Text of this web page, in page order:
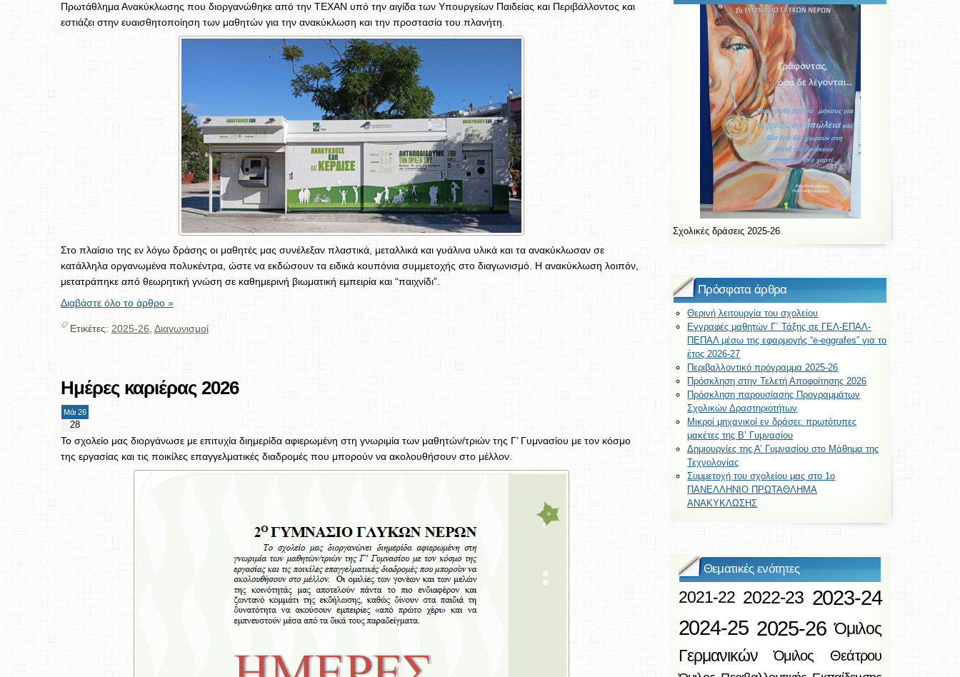
Πρωτάθλημα Ανακύκλωσης που διοργανώθηκε από την ΤΕΧΑΝ υπό την αιγίδα των Υπουργείων Παιδείας και Περιβάλλοντος και
εστιάζει στην ευαισθητοποίηση των μαθητών για την ανακύκλωση και την προστασία του πλανήτη.
Στο πλαίσιο της εν λόγω δράσης οι μαθητές μας συνέλεξαν πλαστικά, μεταλλικά και γυάλινα υλικά και τα ανακύκλωσαν σε
κατάλληλα οργανωμένα πολυκέντρα, ώστε να εκδώσουν τα ειδικά κουπόνια συμμετοχής στο διαγωνισμό. Η ανακύκλωση λοιπόν,
μετατράπηκε από θεωρητική γνώση σε καθημερινή βιωματική εμπειρία και “παιχνίδι”.
Διαβάστε όλο το άρθρο »
Ετικέτες: 2025-26, Διαγωνισμοί
Ημέρες καριέρας 2026
Μάι 26
28
Το σχολείο μας διοργάνωσε με επιτυχία διημερίδα αφιερωμένη στη γνωριμία των μαθητών/τριών της Γ’ Γυμνασίου με τον κόσμο
της εργασίας και τις ποικίλες επαγγελματικές διαδρομές που μπορούν να ακολουθήσουν στο μέλλον.
Σχολικές δράσεις 2025-26
Πρόσφατα άρθρα
Θερινή λειτουργία του σχολείου
Εγγραφές μαθητών Γ΄ Τάξης σε ΓΕΛ-ΕΠΑΛ-
ΠΕΠΑΛ μέσω της εφαρμογής “e-eggrafes” για το
έτος 2026-27
Περιβαλλοντικό πρόγραμμα 2025-26
Πρόσκληση στην Τελετή Αποφοίτησης 2026
Πρόσκληση παρουσίασης Προγραμμάτων
Σχολικών Δραστηριοτήτων
Μικροί μηχανικοί εν δράσει: πρωτότυπες
μακέτες της Β’ Γυμνασίου
Δημιουργίες της Α’ Γυμνασίου στο Μάθημα της
Τεχνολογίας
Συμμετοχή του σχολείου μας στο 1ο
ΠΑΝΕΛΛΗΝΙΟ ΠΡΩΤΑΘΛΗΜΑ
ΑΝΑΚΥΚΛΩΣΗΣ
Θεματικές ενότητες
2021-22 2022-23 2023-24
2024-25 2025-26 Όμιλος
Γερμανικών
Όμιλος Θεάτρου